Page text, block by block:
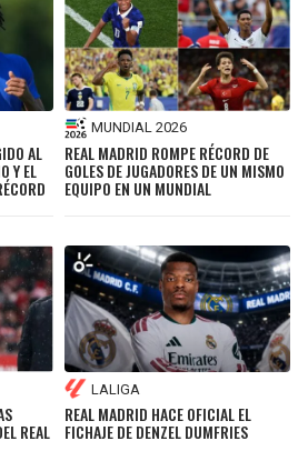
AL
Y EL
MUNDIAL 2026
REAL MADRID ROMPE RÉCORD DE
GOLES DE JUGADORES DE UN MISMO
EQUIPO EN UN MUNDIAL
REAL
LALIGA
REAL MADRID HACE OFICIAL EL
FICHAJE DE DENZEL DUMFRIES